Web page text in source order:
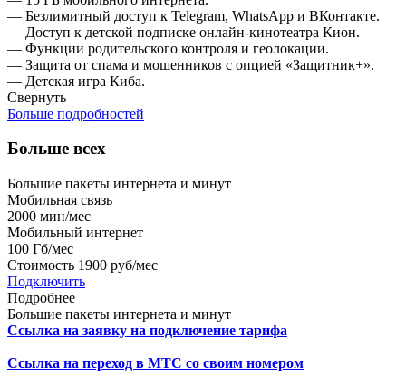
— Безлимитный доступ к Telegram, WhatsApp и ВКонтакте.
— Доступ к детской подписке онлайн-кинотеатра Кион.
— Функции родительского контроля и геолокации.
— Защита от спама и мошенников с опцией «Защитник+».
— Детская игра Киба.
Свернуть
Больше подробностей
Больше всех
Большие пакеты интернета и минут
Мобильная связь
2000 мин/мес
Мобильный интернет
100 Гб/мес
Стоимость 1900 руб/мес
Подключить
Подробнее
Большие пакеты интернета и минут
Ссылка на заявку на подключение тарифа
Ссылка на переход в МТС со своим номером